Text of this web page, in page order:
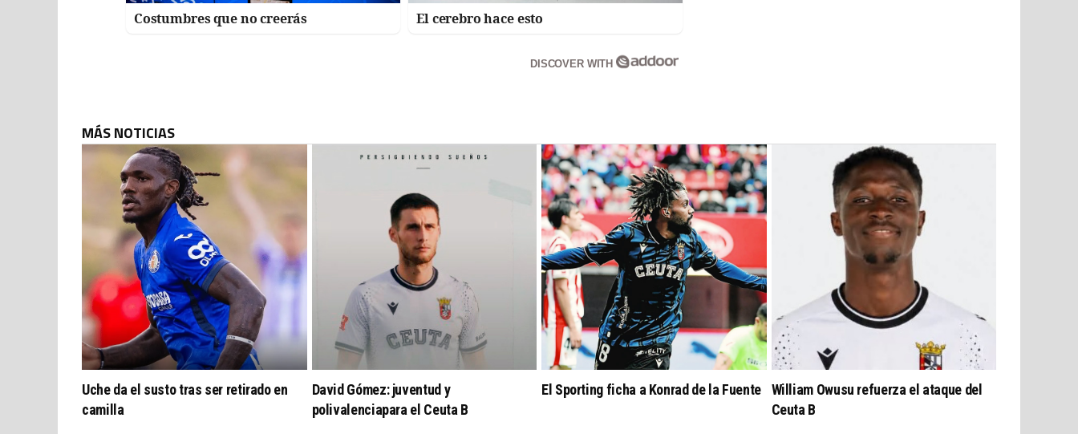
Costumbres que no creerás El cerebro hace esto
DISCOVER WITH
MÁS NOTICIAS
Uche da el susto tras ser retirado en
camilla
David Gómez: juventud y
polivalenciapara el Ceuta B
El Sporting ficha a Konrad de la Fuente
William Owusu refuerza el ataque del
Ceuta B